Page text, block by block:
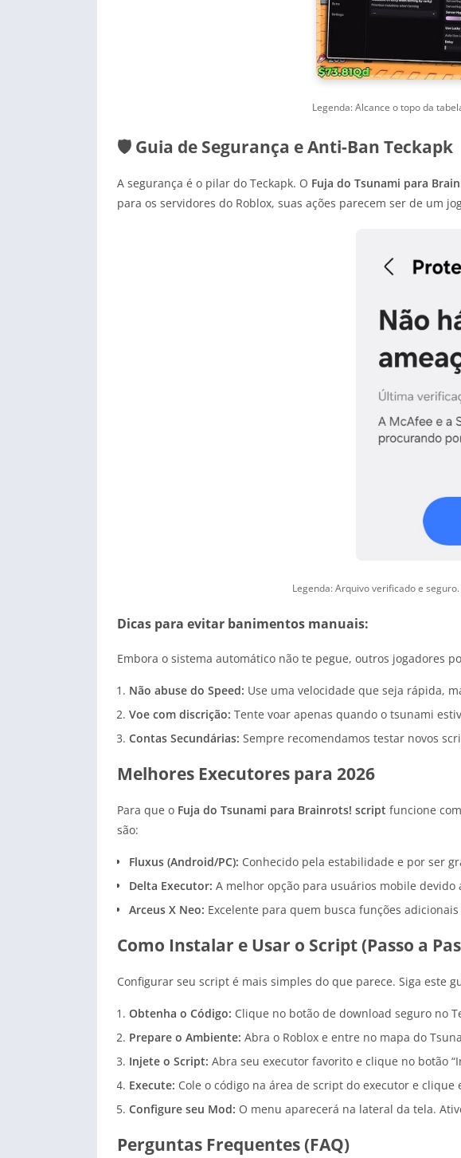
Legenda: Alcance o topo da
🛡️ Guia de Segurança e Anti-Ban Teckapk
A segurança é o pilar do Teckapk. O Fuja do Tsunami para
para os servidores do Roblox, suas ações parecem ser de um
Legenda: Arquivo verificado e
Dicas para evitar banimentos manuais:
Embora o sistema automático não te pegue, outros jogadores
Não abuse do Speed: Use uma velocidade que seja rápida,
Voe com discrição: Tente voar apenas quando o tsunami
Contas Secundárias: Sempre recomendamos testar novos
Melhores Executores para 2026
Para que o Fuja do Tsunami para Brainrots! script funcione
são:
Fluxus (Android/PC): Conhecido pela estabilidade e por ser
Delta Executor: A melhor opção para usuários mobile
Arceus X Neo: Excelente para quem busca funções
Como Instalar e Usar o Script (Passo a
Configurar seu script é mais simples do que parece. Siga este
Obtenha o Código: Clique no botão de download seguro no
Prepare o Ambiente: Abra o Roblox e entre no mapa do
Injete o Script: Abra seu executor favorito e clique no botão
Execute: Cole o código na área de script do executor e clique
Configure seu Mod: O menu aparecerá na lateral da tela.
Perguntas Frequentes (FAQ)